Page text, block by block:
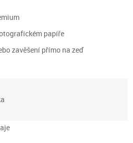
papíře
zavěšení přímo na zeď